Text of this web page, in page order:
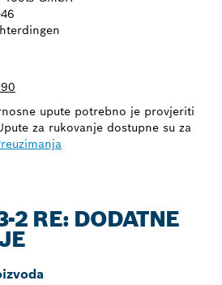
upute potrebno je provjeriti
za rukovanje dostupne su za
2 RE: DODATNE